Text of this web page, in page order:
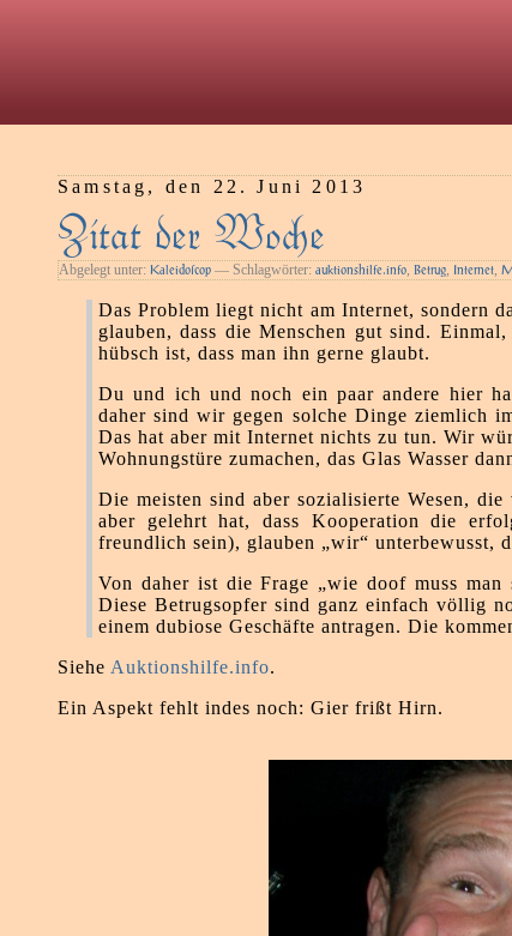
Samstag, den 22. Juni 2013
Zitat der Woe
Abgelegt unter: Kaleidoſcop — Schlagwörter: auktionshilfe.info, Betrug, Internet,
Das Problem liegt nicht am Internet, sondern
glauben, dass die Menschen gut sind.
hübsch ist, dass man ihn gerne glaubt.
Du und ich und noch ein paar andere hier
daher sind wir gegen solche Dinge ziemlich
Das hat aber mit Internet nichts zu tun. Wir
Wohnungstüre zumachen, das Glas Wasser
Die meisten sind aber sozialisierte Wesen,
aber gelehrt hat, dass Kooperation die
freundlich sein), glauben „wir“ unterbewusst,
Von daher ist die Frage „wie doof muss
Diese Betrugsopfer sind ganz einfach völlig
einem dubiose Geschäfte antragen. Die
Siehe Auktionshilfe.info.
Ein Aspekt fehlt indes noch: Gier frißt Hirn.